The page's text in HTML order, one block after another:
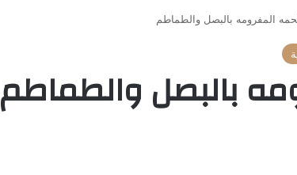
المفرومه بالبصل والطماطم
بالبصل والطماطم